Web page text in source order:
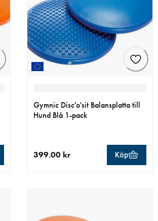
Gymnic Disc'o'sit Balansplatta till
Hund Blå 1-pack
399.00 kr Köp